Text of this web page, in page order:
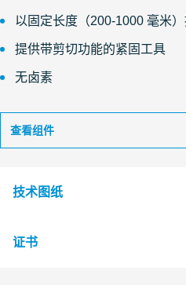
以固定长度（200-1000 毫米
提供带剪切功能的紧固工具
无卤素
查看组件
技术图纸
S1526141 CABLE STRAP ROLL
证书